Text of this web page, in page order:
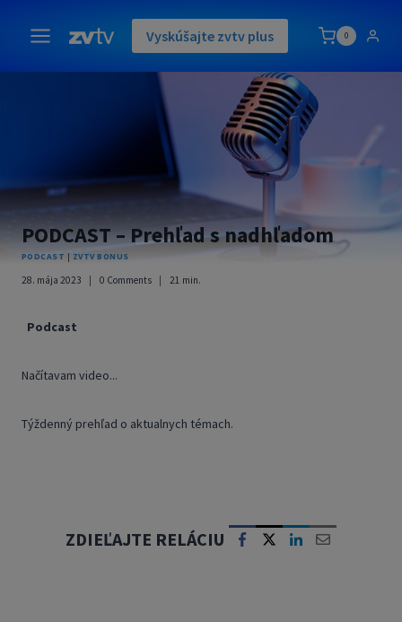
content
Vyskúšajte zvtv plus 0
PODCAST – Prehľad s nadhľadom
PODCAST | ZVTV BONUS
28. mája 2023 0 Comments 21 min.
Podcast
Načítavam video...
Týždenný prehľad o aktualnych témach.
ZDIEĽAJTE RELÁCIU